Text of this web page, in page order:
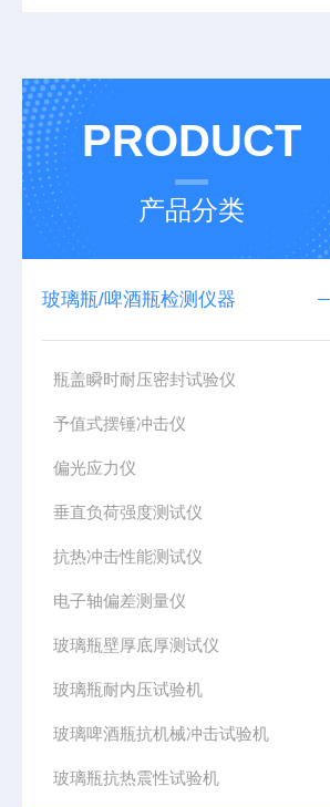
PRODUCT
产品分类
玻璃瓶/啤酒瓶检测仪器
瓶盖瞬时耐压密封试验仪
予值式摆锤冲击仪
偏光应力仪
垂直负荷强度测试仪
抗热冲击性能测试仪
电子轴偏差测量仪
玻璃瓶壁厚底厚测试仪
玻璃瓶耐内压试验机
玻璃啤酒瓶抗机械冲击试验机
玻璃瓶抗热震性试验机